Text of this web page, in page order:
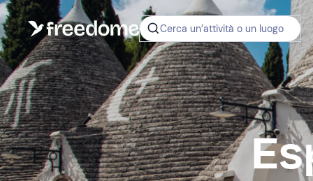
Cerca un’attività o un luogo